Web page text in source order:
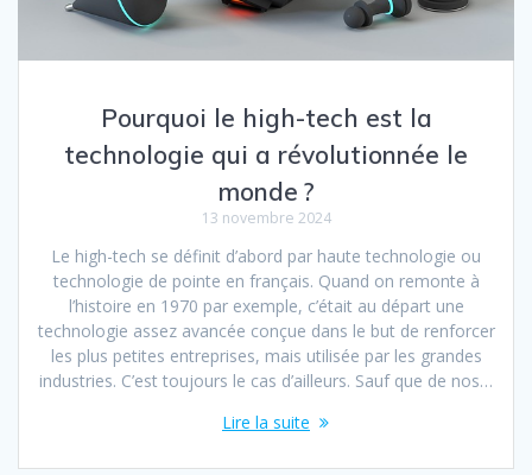
Pourquoi le high-tech est la
technologie qui a révolutionnée le
monde ?
13 novembre 2024
Le high-tech se définit d’abord par haute technologie ou
technologie de pointe en français. Quand on remonte à
l’histoire en 1970 par exemple, c’était au départ une
technologie assez avancée conçue dans le but de renforcer
les plus petites entreprises, mais utilisée par les grandes
industries. C’est toujours le cas d’ailleurs. Sauf que de nos…
Lire la suite